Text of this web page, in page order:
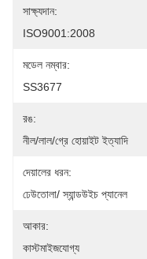
সাক্ষ্যদান:
ISO9001:2008
মডেল নম্বার:
SS3677
রঙ:
নীল/লাল/গ্রে হোয়াইট ইত্যাদি
দেয়ালের ধরন:
ঢেউতোলা/ স্যান্ডউইচ প্যানেল
আকার:
কাস্টমাইজযোগ্য